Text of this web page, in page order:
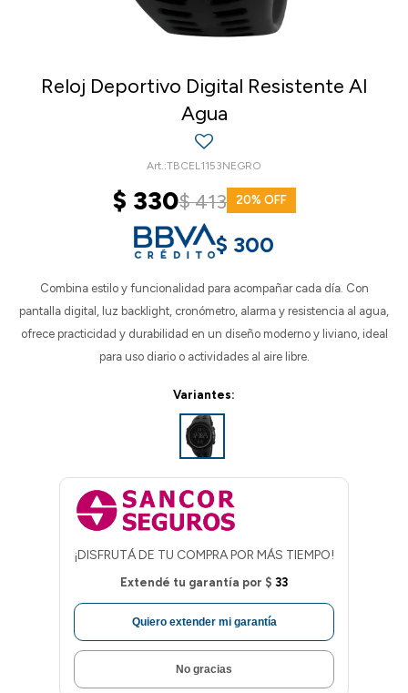
Reloj Deportivo Digital Resistente Al
Agua
TBCEL1153NEGRO
$ 330$413 20
$ 300
Combina estilo y funcionalidad para acompañar cada día. Con
pantalla digital, luz backlight, cronómetro, alarma y resistencia al agua,
ofrece practicidad y durabilidad en un diseño moderno y liviano, ideal
para uso diario o actividades al aire libre.
Variantes:
¡DISFRUTÁ DE TU COMPRA POR MÁS TIEMPO!
Extendé tu garantía por $ 33
Quiero extender mi garantía
No gracias